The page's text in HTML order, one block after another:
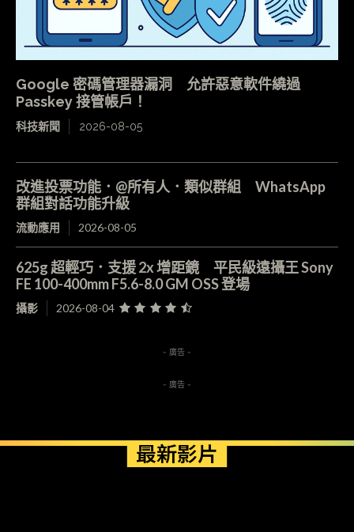
Google 密碼管理器漏洞 允許惡意軟件繞過
Passkey 接管帳戶！
科技新聞 2026-08-05
改進投票功能．@所有人．類似群組 WhatsApp
群組對話功能升級
流動應用 2026-08-05
625g 超輕巧．支援 2x 增距鏡 平民級遠攝王 Sony
FE 100-400mm F5.6-8.0 GM OSS 登場
攝影 2026-08-04
- 廣告 -
- 廣告 -
最新影片